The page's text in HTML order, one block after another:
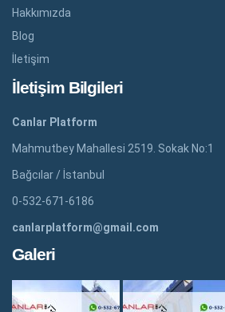
Hakkımızda
Blog
İletişim
İletişim Bilgileri
Canlar Platform
Mahmutbey Mahallesi 2519. Sokak No:1
Bağcılar / İstanbul
0-532-671-6186
canlarplatform@gmail.com
Galeri